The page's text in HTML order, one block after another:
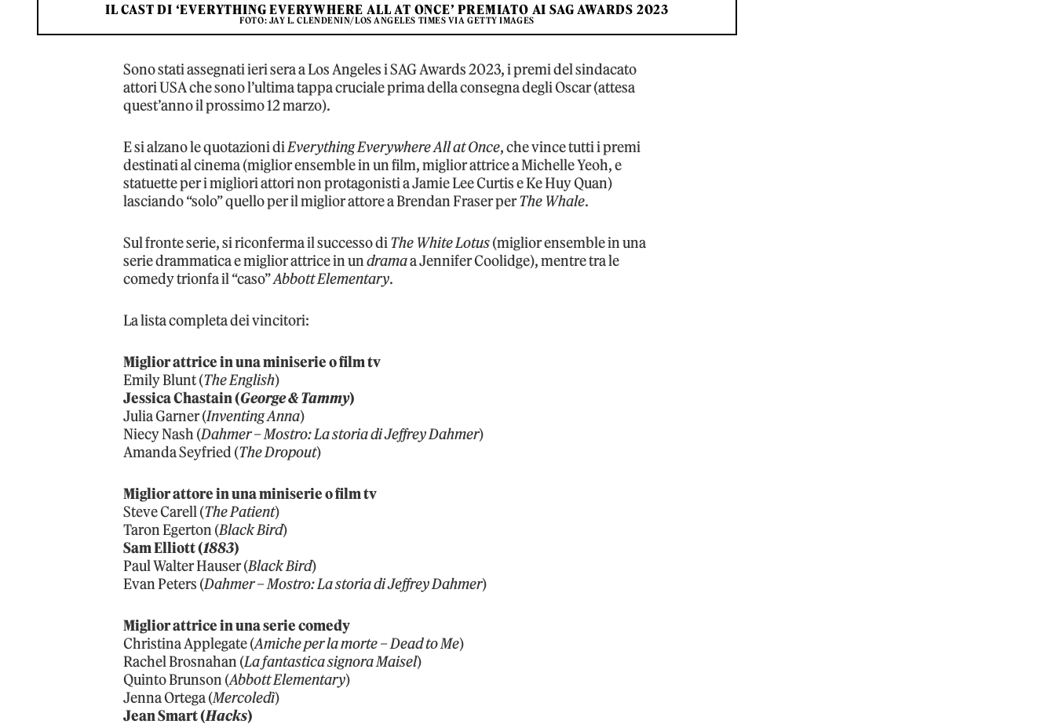
IL CAST DI ‘EVERYTHING EVERYWHERE ALL AT ONCE’ PREMIATO AI SAG AWARDS 2023
FOTO: JAY L. CLENDENIN/LOS ANGELES TIMES VIA GETTY IMAGES
Sono stati assegnati ieri sera a Los Angeles i SAG Awards 2023, i premi del sindacato
attori USA che sono l’ultima tappa cruciale prima della consegna degli Oscar (attesa
quest’anno il prossimo 12 marzo).
E si alzano le quotazioni diEverything Everywhere All at Once, che vince tutti i premi
destinati al cinema (miglior ensemble in un film, miglior attrice a Michelle Yeoh, e
statuette per i migliori attori non protagonisti a Jamie Lee Curtis e Ke Huy Quan)
lasciando “solo” quello per il miglior attore a Brendan Fraser perThe Whale.
Sul fronte serie, si riconferma il successo diThe White Lotus(miglior ensemble in una
serie drammatica e miglior attrice in undramaa Jennifer Coolidge), mentre tra le
comedy trionfa il “caso”Abbott Elementary.
La lista completa dei vincitori:
Miglior attrice in una miniserie o film tv
Emily Blunt (The English)
Jessica Chastain (George & Tammy)
Julia Garner (Inventing Anna)
Niecy Nash (Dahmer – Mostro: La storia di Jeffrey Dahmer)
Amanda Seyfried (The Dropout)
Miglior attore in una miniserie o film tv
Steve Carell (The Patient)
Taron Egerton (Black Bird)
Sam Elliott (1883)
Paul Walter Hauser (Black Bird)
Evan Peters (Dahmer – Mostro: La storia di Jeffrey Dahmer)
Miglior attrice in una serie comedy
Christina Applegate (Amiche per la morte – Dead to Me)
Rachel Brosnahan (La fantastica signora Maisel)
Quinto Brunson (Abbott Elementary)
Jenna Ortega (Mercoledì)
Jean Smart (Hacks)